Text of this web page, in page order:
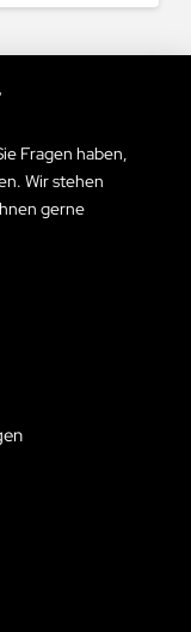
Fragen haben,
Wir stehen
gerne